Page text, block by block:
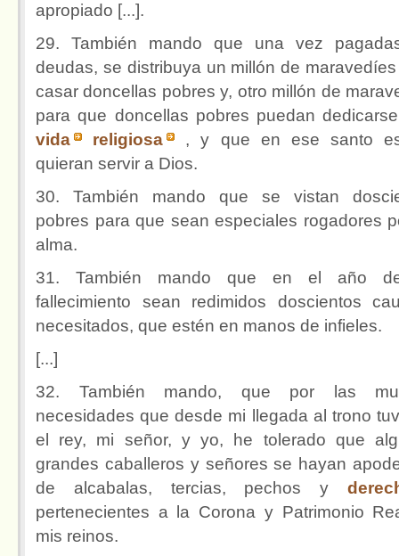
apropiado [...].
29. También mando que una vez
deudas, se distribuya un millón de
casar doncellas pobres y, otro millón de
para que doncellas pobres puedan
vida
religiosa
, y que en ese santo
quieran servir a Dios.
30. También mando que se vistan
pobres para que sean especiales rogadores
alma.
31. También mando que en el año
fallecimiento sean redimidos doscientos
necesitados, que estén en manos de infieles.
[...]
32. También mando, que por las
necesidades que desde mi llegada al trono
el rey, mi señor, y yo, he tolerado que
grandes caballeros y señores se hayan
de alcabalas, tercias, pechos y
pertenecientes a la Corona y Patrimonio
mis reinos.